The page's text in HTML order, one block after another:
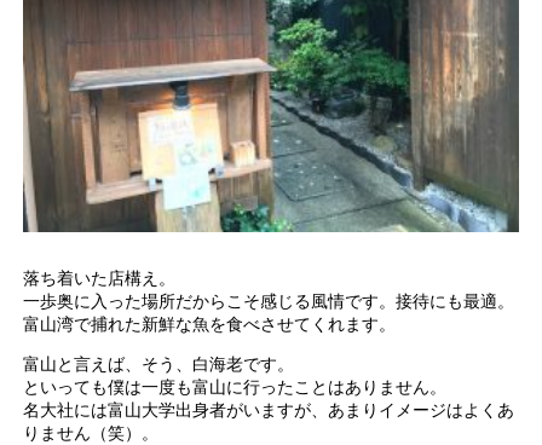
落ち着いた店構え。
一歩奥に入った場所だからこそ感じる風情です。接待にも最適。
富山湾で捕れた新鮮な魚を食べさせてくれます。
富山と言えば、そう、白海老です。
といっても僕は一度も富山に行ったことはありません。
名大社には富山大学出身者がいますが、あまりイメージはよくあ
りません（笑）。